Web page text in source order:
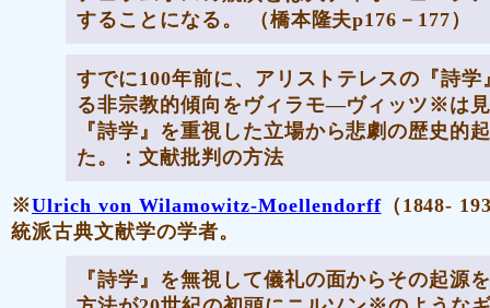
することになる。 （橋本隆夫p176－177）
すでに100年前に、 アリストテレスの『詩学
る非宗教的傾向をヴィラモ―ヴィッツ※は
『詩学』を重視した立場から悲劇の歴史的
た。： 文献批判の方法
※Ulrich von Wilamowitz-Moellendorff（1848-
統派古典文献学の学者。
『詩学』を無視して儀礼の面からその起源